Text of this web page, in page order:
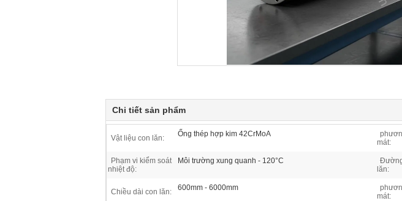
Chi tiết sản phẩm
Vật liệu con lăn: Ống thép hợp kim 42CrMoA
mát:
Phạm vi kiểm soát
nhiệt độ:
Môi trường xung quanh - 120°C
lăn:
Chiều dài con lăn: 600mm - 6000mm
mát: